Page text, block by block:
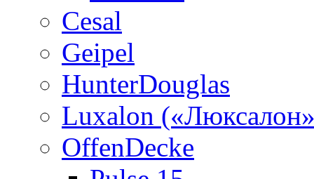
Cesal
Geipel
HunterDouglas
Luxalon
OffenDecke